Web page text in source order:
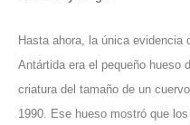
Hasta ahora, la única evidencia
Antártida era el pequeño hueso
criatura del tamaño de un
1990. Ese hueso mostró que